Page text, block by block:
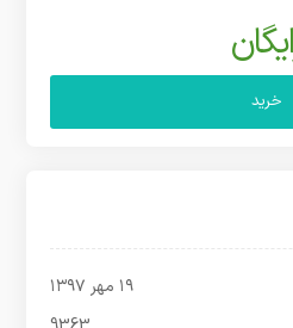
خرید
۱۹ مهر ۱۳۹۷